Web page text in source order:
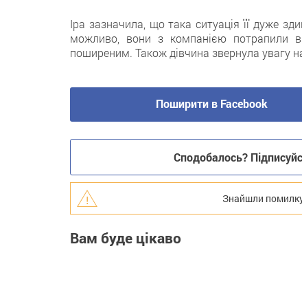
Іра зазначила, що така ситуація її дужe
можливо, вони з компанією потрапили
поширеним. Також дівчина звернула увагу
Поширити в Facebook
Сподобалось?
Знайшли
Вам буде цікаво